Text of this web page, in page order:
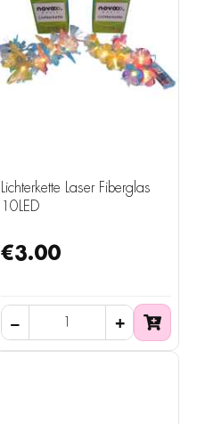
Lichterkette Laser Fiberglas
10LED
€3.00